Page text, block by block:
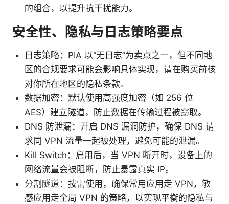
的组合，以提升抗干扰能力。
安全性、隐私与日志策略要点
日志策略：PIA 以“无日志”为卖点之一，但不同地
区的合规要求可能会影响具体实现，请在购买前核
对你所在地区的隐私条款。
数据加密：默认使用高强度加密（如 256 位
AES）建立隧道，防止数据在传输过程被窃取。
DNS 防泄漏：开启 DNS 漏洞防护，确保 DNS 请
求同 VPN 流量一起被处理，避免可能的泄漏。
Kill Switch：启用后，当 VPN 断开时，设备上的
网络流量会被阻断，防止暴露真实 IP。
分割隧道：按需使用，确保常用应用走 VPN，敏
感应用走全局 VPN 的策略，以实现平衡的隐私与